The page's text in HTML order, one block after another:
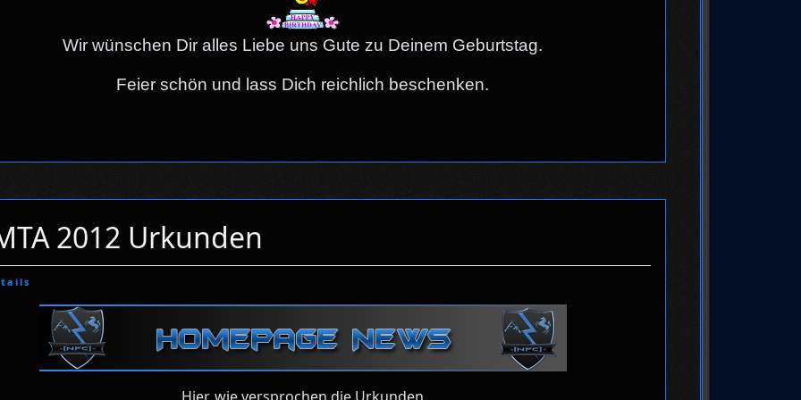
Wir wünschen Dir alles Liebe uns Gute zu Deinem Geburtstag.
Feier schön und lass Dich reichlich beschenken.
2012 Urkunden